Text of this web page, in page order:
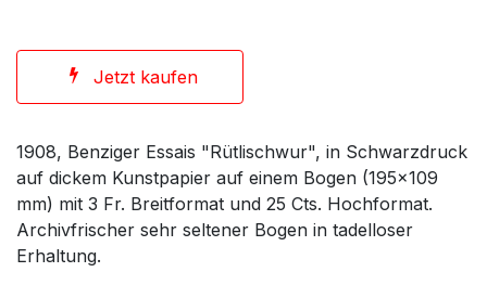
Jetzt kaufen
1908, Benziger Essais "Rütlischwur", in Schwarzdruck
auf dickem Kunstpapier auf einem Bogen (195x109
mm) mit 3 Fr. Breitformat und 25 Cts. Hochformat.
Archivfrischer sehr seltener Bogen in tadelloser
Erhaltung.